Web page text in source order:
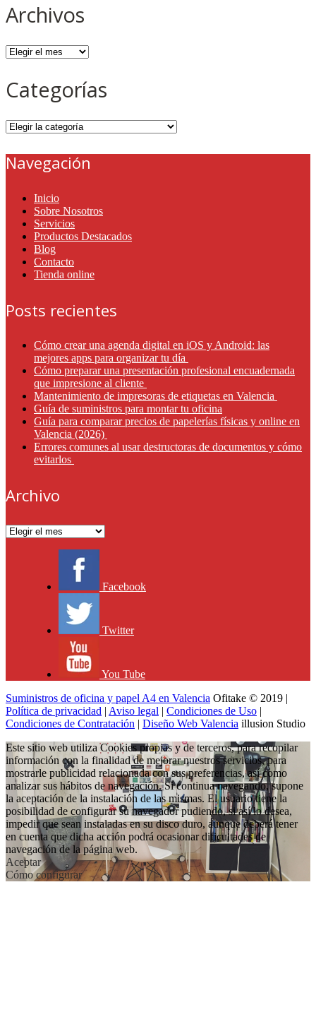
Archivos
Archivos
Categorías
Categorías
Navegación
Inicio
Sobre Nosotros
Servicios
Productos Destacados
Blog
Contacto
Tienda online
Posts recientes
Cómo crear una agenda digital en iOS y Android: las
mejores apps para organizar tu día
Cómo preparar una presentación profesional encuadernada
que impresione al cliente
Mantenimiento de impresoras de etiquetas en Valencia
Guía de suministros para montar tu oficina
Guía para comparar precios de papelerías físicas y online en
Valencia (2026)
Errores comunes al usar destructoras de documentos y cómo
evitarlos
Archivo
Archivo
Facebook
Twitter
You Tube
Suministros de oficina y papel A4 en Valencia Ofitake © 2019 |
Política de privacidad | Aviso legal | Condiciones de Uso |
Condiciones de Contratación | Diseño Web Valencia illusion Studio
Este sitio web utiliza Cookies propias y de terceros, para recopilar
información con la finalidad de mejorar nuestros servicios, para
mostrarle publicidad relacionada con sus preferencias, así como
analizar sus hábitos de navegación. Si continua navegando, supone
la aceptación de la instalación de las mismas. El usuario tiene la
posibilidad de configurar su navegador pudiendo, si así lo desea,
impedir que sean instaladas en su disco duro, aunque deberá tener
en cuenta que dicha acción podrá ocasionar dificultades de
navegación de la página web.
Aceptar
Cómo configurar